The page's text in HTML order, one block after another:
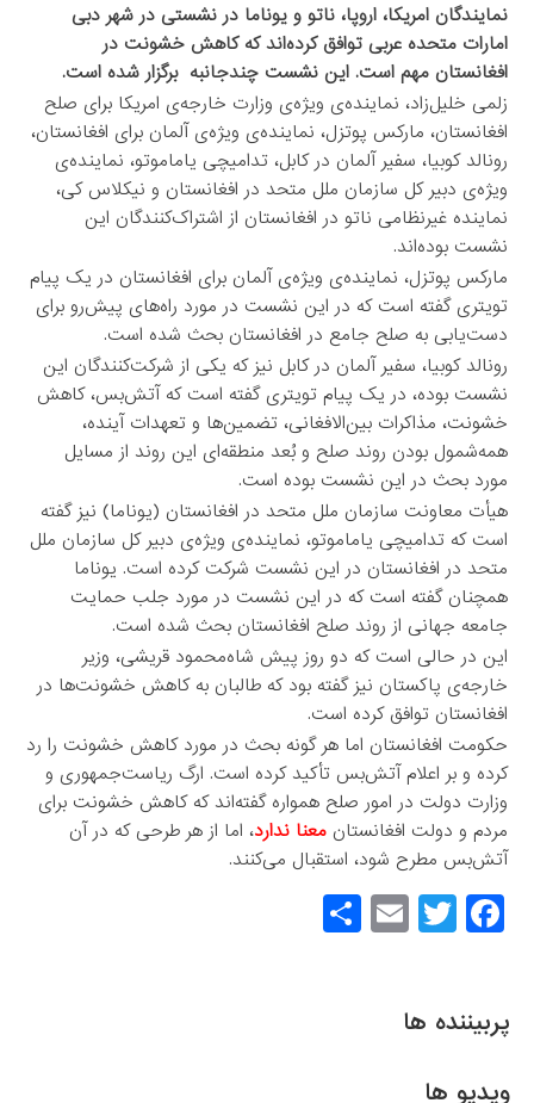
پربیننده ها
ویدیو ها
نمایندگان امریکا، اروپا، ناتو و یوناما در نشستی در شهر دبی
امارات متحده عربی توافق کرده‌اند که کاهش خشونت در
افغانستان مهم است. این نشست چندجانبه برگزار شده است.
زلمی خلیل‌زاد، نماینده‌ی ویژه‌ی وزارت خارجه‌ی امریکا برای صلح
افغانستان، مارکس پوتزل، نماینده‌ی ویژه‌ی آلمان برای افغانستان،
رونالد کوبیا، سفیر آلمان در کابل، تدامیچی یاماموتو، نماینده‌ی
ویژه‌ی دبیر کل سازمان ملل متحد در افغانستان و نیکلاس کی،
نماینده غیرنظامی ناتو در افغانستان از اشتراک‌کنندگان این
نشست بوده‌اند.
مارکس پوتزل، نماینده‌ی ویژه‌ی آلمان برای افغانستان در یک پیام
تویتری گفته است که در این نشست در مورد راه‌های پیش‌رو برای
دست‌یابی به صلح جامع در افغانستان بحث شده است.
رونالد کوبیا، سفیر آلمان در کابل نیز که یکی از شرکت‌کنندگان این
نشست بوده، در یک پیام تویتری گفته است که آتش‌بس، کاهش
خشونت، مذاکرات بین‌الافغانی، تضمین‌ها و تعهدات آینده،
همه‌شمول بودن روند صلح و بُعد منطقه‌ای این روند از مسایل
مورد بحث در این نشست بوده است.
هیأت معاونت سازمان ملل متحد در افغانستان (یوناما) نیز گفته
است که تدامیچی یاماموتو، نماینده‌ی ویژه‌ی دبیر کل سازمان ملل
متحد در افغانستان در این نشست شرکت کرده است. یوناما
همچنان گفته است که در این نشست در مورد جلب حمایت
جامعه جهانی از روند صلح افغانستان بحث شده است.
این در حالی است که دو روز پیش شاه‌محمود قریشی، وزیر
خارجه‌ی پاکستان نیز گفته بود که طالبان به کاهش خشونت‌ها در
افغانستان توافق کرده است.
حکومت افغانستان اما هر گونه بحث در مورد کاهش خشونت را رد
کرده و بر اعلام آتش‌بس تأکید کرده است. ارگ ریاست‌جمهوری و
وزارت دولت در امور صلح همواره گفته‌اند که کاهش خشونت برای
مردم و دولت افغانستان معنا ندارد، اما از هر طرحی که در آن
آتش‌بس مطرح شود، استقبال می‌کنند.
F
a
e
T
wi
er
E
m